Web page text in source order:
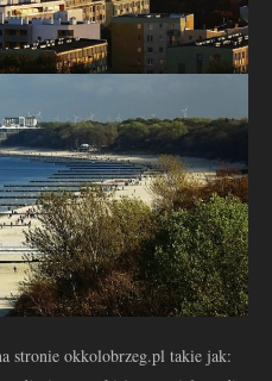
stronie okkolobrzeg.pl takie jak: